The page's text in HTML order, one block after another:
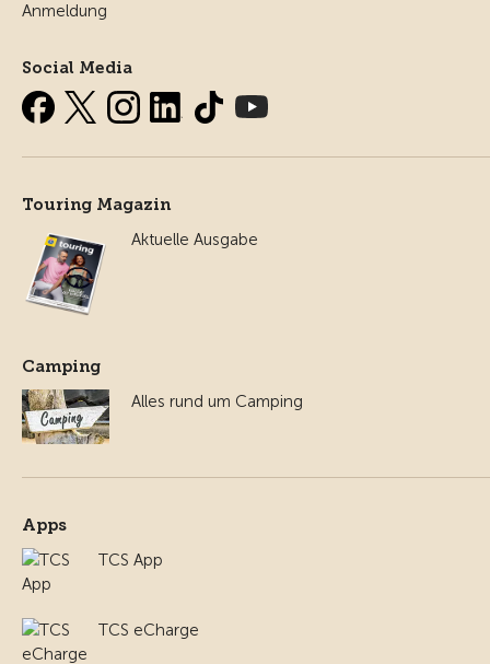
Anmeldung
Social Media
Touring Magazin
Aktuelle Ausgabe
Camping
Alles rund um Camping
Apps
TCS App
TCS eCharge